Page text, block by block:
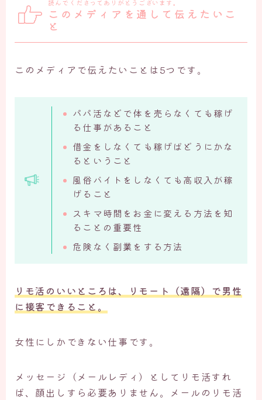
読んでくださってありがとうございます。
このメディアを通して伝えたいこ
と
このメディアで伝えたいことは5つです。
パパ活などで体を売らなくても稼げ
る仕事があること
借金をしなくても稼げばどうにかな
るということ
風俗バイトをしなくても高収入が稼
げること
スキマ時間をお金に変える方法を知
ることの重要性
危険なく副業をする方法
リモ活のいいところは、リモート（遠隔）で男性
に接客できること。
女性にしかできない仕事です。
メッセージ（メールレディ）としてリモ活すれ
ば、顔出しすら必要ありません。メールのリモ活